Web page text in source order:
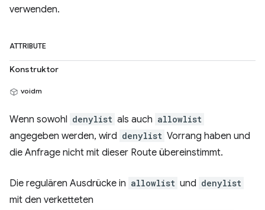
verwenden.
ATTRIBUTE
Konstruktor
voidm
Wenn sowohl denylist als auch allowlist
angegeben werden, wird denylist Vorrang haben und
die Anfrage nicht mit dieser Route übereinstimmt.
Die regulären Ausdrücke in allowlist und denylist
mit den verketteten